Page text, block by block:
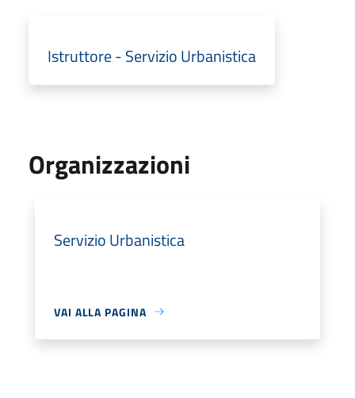
Istruttore - Servizio Urbanistica
Organizzazioni
Servizio Urbanistica
VAI ALLA PAGINA